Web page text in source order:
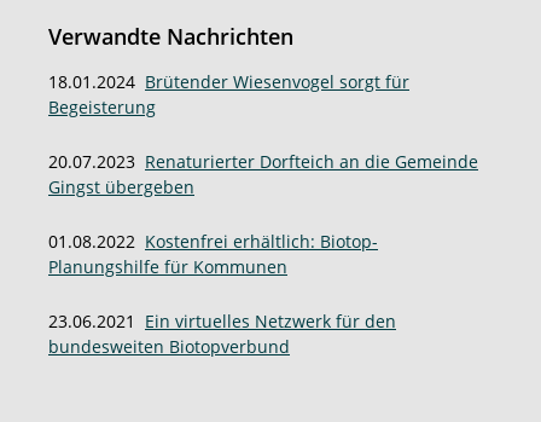
Verwandte Nachrichten
18.01.2024 Brütender Wiesenvogel sorgt für
Begeisterung
20.07.2023 Renaturierter Dorfteich an die Gemeinde
Gingst übergeben
01.08.2022 Kostenfrei erhältlich: Biotop-
Planungshilfe für Kommunen
23.06.2021 Ein virtuelles Netzwerk für den
bundesweiten Biotopverbund